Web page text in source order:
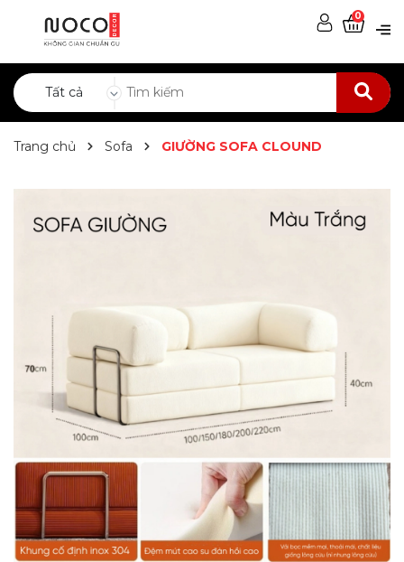
Tất cả
0
Trang chủ Sofa GIƯỜNG SOFA CLOUND